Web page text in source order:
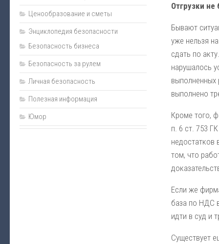
Карта сайта
Подарки
Интернет-магазин
Отгрузки
Бывают
уже нельзя
сдать по
нарушалось
выполненных
выполнено
Кроме того,
п. 6 ст. 753
недостатков
том, что
Если же
база по НДС
идти в суд и
Существует
Ценообразование и сметы
Энциклопедия безопасности
Безопасность бизнеса
Безопасность за рулем
Личная безопасность
Полезная информация
Юмор